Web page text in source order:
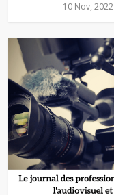
10 Nov, 2022